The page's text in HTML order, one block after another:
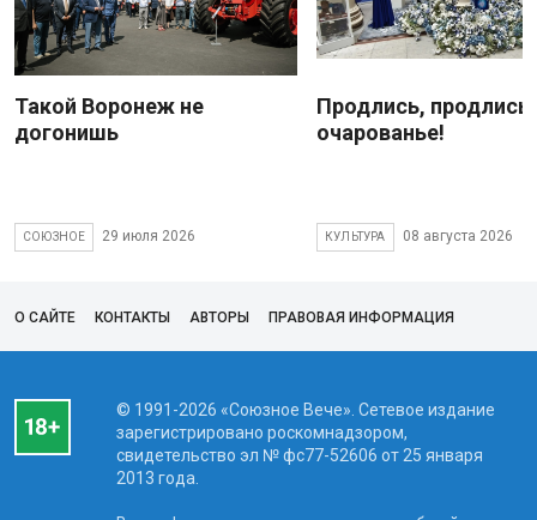
Такой Воронеж не
догонишь
СОЮЗНОЕ 29 июля 2026
Продлись, продлись
очарованье!
КУЛЬТУРА 08 августа 2026
О САЙТЕ КОНТАКТЫ АВТОРЫ ПРАВОВАЯ ИНФОРМАЦИЯ
© 1991-2026 «Союзное Вече». Сетевое издание
зарегистрировано роскомнадзором,
свидетельство эл № фc77-52606 от 25 января
2013 года.